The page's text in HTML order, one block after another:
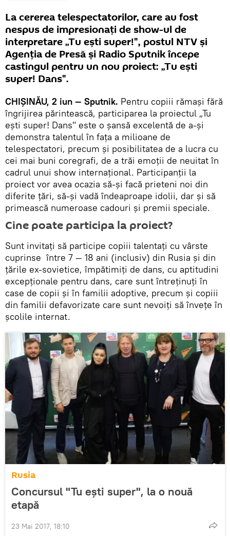
La cererea telespectatorilor, care au fost
nespus de impresionați de show-ul de
interpretare „Tu ești super!", postul NTV și
Agenția de Presă și Radio Sputnik începe
castingul pentru un nou proiect: „Tu ești
super! Dans".
CHIȘINĂU, 2 iun — Sputnik. Pentru copiii rămași fără
îngrijirea părintească, participarea la proiectul „Tu
ești super! Dans" este o șansă excelentă de a-și
demonstra talentul în fața a milioane de
telespectatori, precum și posibilitatea de a lucra cu
cei mai buni coregrafi, de a trăi emoții de neuitat în
cadrul unui show internațional. Participanții la
proiect vor avea ocazia să-și facă prieteni noi din
diferite țări, să-și vadă îndeaproape idolii, dar și să
primească numeroase cadouri și premii speciale.
Cine poate participa la proiect?
Sunt invitați să participe copiii talentați cu vârste
cuprinse între 7 — 18 ani (inclusiv) din Rusia și din
țările ex-sovietice, împătimiți de dans, cu aptitudini
excepționale pentru dans, care sunt întreținuți în
case de copii și în familii adoptive, precum și copiii
din familii defavorizate care sunt nevoiți să învețe în
școlile internat.
Rusia
Concursul "Tu ești super", la o nouă
etapă
23 Mai 2017, 18:10